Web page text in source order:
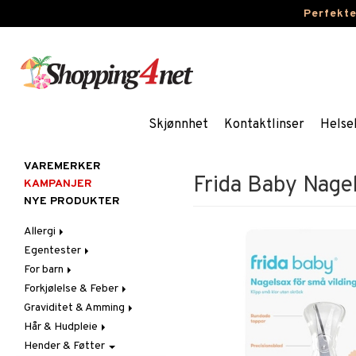
Skjønnhet Kontaktlinser
Frida Baby
VAREMERKER
KAMPANJER
NYE PRODUKTER
Allergi
Nesespray
Øyendråper
Egentester
Andre tester
Blodtrykkmåler
Graviditet & Eggløsning
For barn
Bleier
Blodstoppere
Feber, Forkjølelse & Verk
Hår
Forkjølelse & Feber
Feber
Febertermometre
Halsvondt & Heshet
Hoste
Graviditet & Amming
Brystbeskyttelse &
Innlegg
Hår & Hudpleie
Ansikt
Hender & Føtter